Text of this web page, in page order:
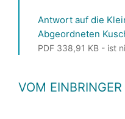
Antwort auf die
Abgeordneten
PDF 338,91 KB - ist
VOM